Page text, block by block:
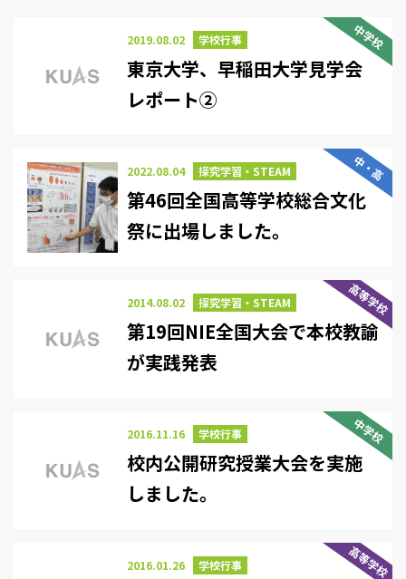
中学校
2019.08.02 学校行事
東京大学、早稲田大学見学会
レポート②
中・高
2022.08.04 探究学習・STEAM
第46回全国高等学校総合文化
祭に出場しました。
高等学校
2014.08.02 探究学習・STEAM
第19回NIE全国大会で本校教諭
が実践発表
中学校
2016.11.16 学校行事
校内公開研究授業大会を実施
しました。
高等学校
2016.01.26 学校行事